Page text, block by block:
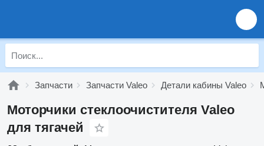
Запчасти Запчасти Valeo Детали кабины Valeo
Моторчики стеклоочистителя Valeo
для тягачей